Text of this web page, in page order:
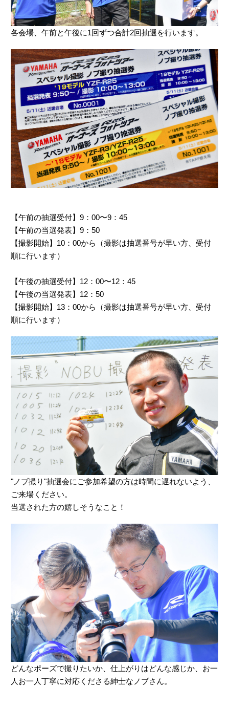
各会場、午前と午後に1回ずつ合計2回抽選を行います。
【午前の抽選受付】9：00〜9：45
【午前の当選発表】9：50
【撮影開始】10：00から（撮影は抽選番号が早い方、受付
順に行います）
【午後の抽選受付】12：00〜12：45
【午後の当選発表】12：50
【撮影開始】13：00から（撮影は抽選番号が早い方、受付
順に行います）
"ノブ撮り"抽選会にご参加希望の方は時間に遅れないよう、
ご来場ください。
当選された方の嬉しそうなこと！
どんなポーズで撮りたいか、仕上がりはどんな感じか、お一
人お一人丁寧に対応くださる紳士なノブさん。